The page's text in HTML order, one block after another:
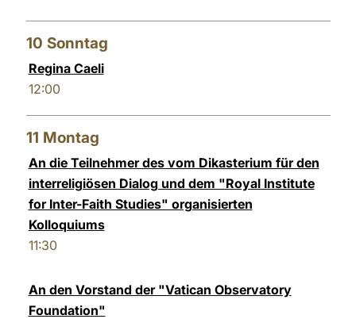
10 Sonntag
Regina Caeli
12:00
11 Montag
An die Teilnehmer des vom Dikasterium für den
interreligiösen Dialog und dem "Royal Institute
for Inter-Faith Studies" organisierten
Kolloquiums
11:30
An den Vorstand der "Vatican Observatory
Foundation"